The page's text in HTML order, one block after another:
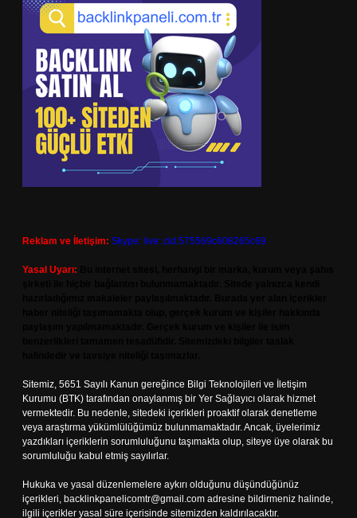
Reklam ve İletişim: Skype: live:.cid.575569c608265c69
Yasal Uyarı:
Sitemiz, 5651 Sayılı Kanun gereğince Bilgi Teknolojileri ve İletişim
Kurumu (BTK) tarafından onaylanmış bir Yer Sağlayıcı olarak hizmet
vermektedir. Bu nedenle, sitedeki içerikleri proaktif olarak denetleme
veya araştırma yükümlülüğümüz bulunmamaktadır. Ancak, üyelerimiz
yazdıkları içeriklerin sorumluluğunu taşımakta olup, siteye üye olarak bu
sorumluluğu kabul etmiş sayılırlar.
Hukuka ve yasal düzenlemelere aykırı olduğunu düşündüğünüz
içerikleri, backlinkpanelicomtr@gmail.com adresine bildirmeniz halinde,
ilgili içerikler yasal süre içerisinde sitemizden kaldırılacaktır.